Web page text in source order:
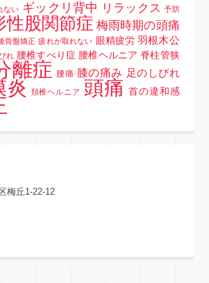
ない ギックリ背中 リラックス 予防
性股関節症 梅雨時期の頭痛
骨盤矯正 疲れが取れない 眼精疲労 羽根木公
れ 腰椎すべり症 腰椎ヘルニア 脊柱管狭
離症 腰痛 膝の痛み 足のしびれ
炎 頚椎ヘルニア 頭痛 首の違和感
梅丘1-22-12